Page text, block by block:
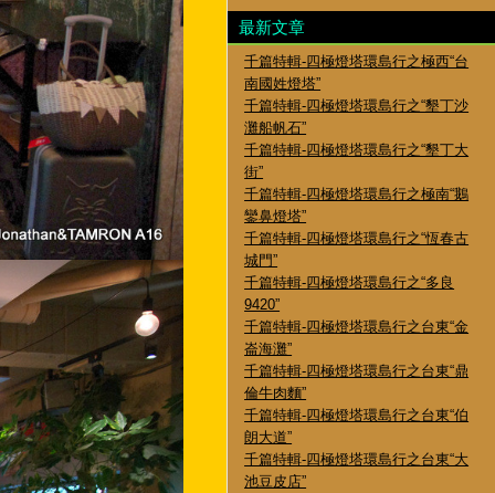
最新文章
千篇特輯-四極燈塔環島行之極西“台
南國姓燈塔”
千篇特輯-四極燈塔環島行之“墾丁沙
灘船帆石”
千篇特輯-四極燈塔環島行之“墾丁大
街”
千篇特輯-四極燈塔環島行之極南“鵝
鑾鼻燈塔”
千篇特輯-四極燈塔環島行之“恆春古
城門”
千篇特輯-四極燈塔環島行之“多良
9420”
千篇特輯-四極燈塔環島行之台東“金
崙海灘”
千篇特輯-四極燈塔環島行之台東“鼎
倫牛肉麵”
千篇特輯-四極燈塔環島行之台東“伯
朗大道”
千篇特輯-四極燈塔環島行之台東“大
池豆皮店”